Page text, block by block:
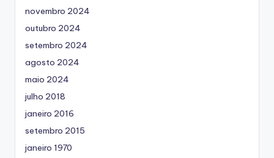
novembro 2024
outubro 2024
setembro 2024
agosto 2024
maio 2024
julho 2018
janeiro 2016
setembro 2015
janeiro 1970